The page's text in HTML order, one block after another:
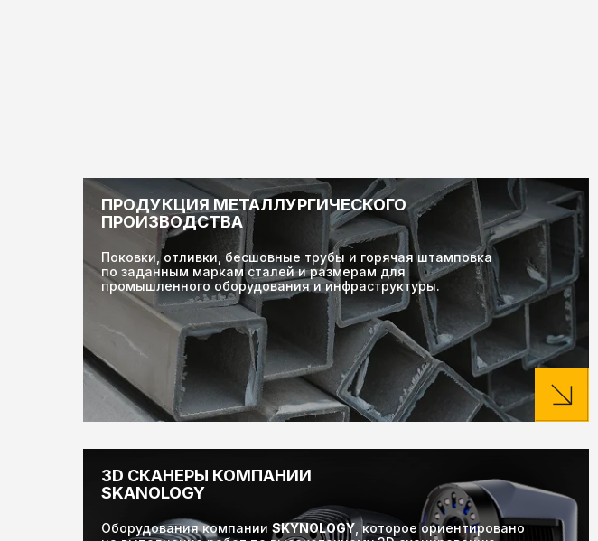
Поковки, отливки, бесшовные трубы и горячая штамповка
по заданным маркам сталей и размерам для
промышленного оборудования и инфраструктуры.
ПРОДУКЦИЯ МЕТАЛЛУРГИЧЕСКОГО
ПРОИЗВОДСТВА
Оборудования компании SKYNOLOGY , которое ориентировано
3D CКАНЕРЫ КОМПАНИИ
SKANOLOGY